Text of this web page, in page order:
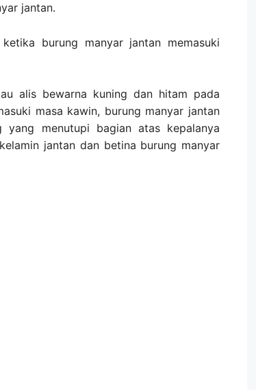
jantan.
burung manyar jantan memasuki
alis bewarna kuning dan hitam pada
masa kawin, burung manyar jantan
menutupi bagian atas kepalanya
jantan dan betina burung manyar